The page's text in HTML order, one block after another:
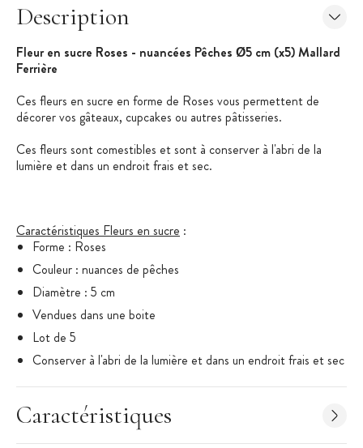
Description
Fleur en sucre Roses - nuancées Pêches Ø5 cm (x5) Mallard
Ferrière
Ces fleurs en sucre en forme de Roses vous permettent de
décorer vos gâteaux, cupcakes ou autres pâtisseries.
Ces fleurs sont comestibles et sont à conserver à l'abri de la
lumière et dans un endroit frais et sec.
Caractéristiques Fleurs en sucre :
Forme : Roses
Couleur : nuances de pêches
Diamètre : 5 cm
Vendues dans une boite
Lot de 5
Conserver à l'abri de la lumière et dans un endroit frais et sec
Fleurs comestibles
Marque : Mallard Ferrière
Caractéristiques